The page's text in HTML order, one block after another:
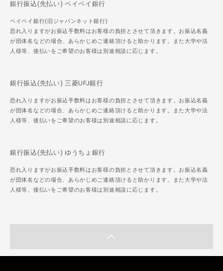
銀行振込(先払い) ペイペイ銀行
ペイペイ銀行(旧ジャパンネット銀行)
恐れ入りますがお振込手数料はお客様の負担とさせて頂きます。お振込名義
が団体名などの場合、あらかじめご連絡頂けると助かります。また大学や法
人様等、後払いをご希望のお客様は別途相談に応じます。
銀行振込(先払い) 三菱UFJ銀行
恐れ入りますがお振込手数料はお客様の負担とさせて頂きます。お振込名義
が団体名などの場合、あらかじめご連絡頂けると助かります。また大学や法
人様等、後払いをご希望のお客様は別途相談に応じます。
銀行振込(先払い) ゆうちょ銀行
恐れ入りますがお振込手数料はお客様の負担とさせて頂きます。お振込名義
が団体名などの場合、あらかじめご連絡頂けると助かります。また大学や法
人様等、後払いをご希望のお客様は別途相談に応じます。